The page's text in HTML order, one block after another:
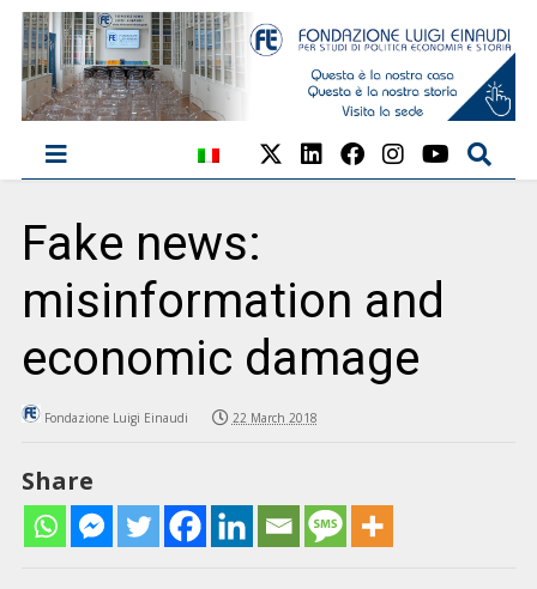
Fake news:
misinformation and
economic damage
Fondazione Luigi Einaudi 22 March 2018
Share